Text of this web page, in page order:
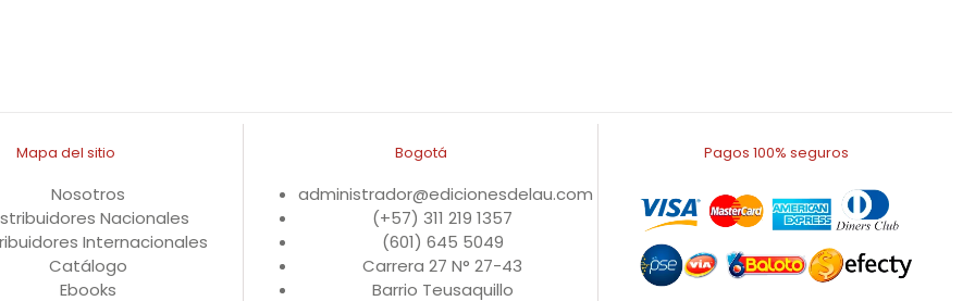
Mapa del sitio
Nosotros
Nacionales
Internacionales
Catálogo
Ebooks
Bogotá
administrador@edicionesdelau.com
(+57) 311 219 1357
(601) 645 5049
Carrera 27 N° 27-43
Barrio Teusaquillo
Pagos 100% seguros